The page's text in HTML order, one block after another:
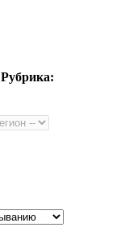
Рубрика: